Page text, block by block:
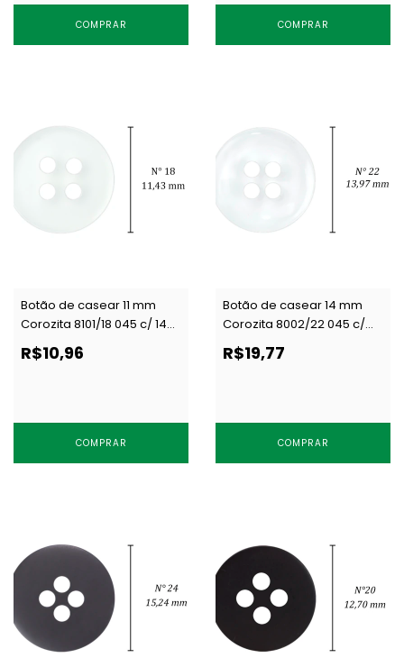
COMPRAR COMPRAR
Botão de casear 11 mm
Corozita 8101/18 045 c/ 144
R$10,96
COMPRAR
Botão de casear 14 mm
Corozita 8002/22 045 c/
144 un
R$19,77
COMPRAR